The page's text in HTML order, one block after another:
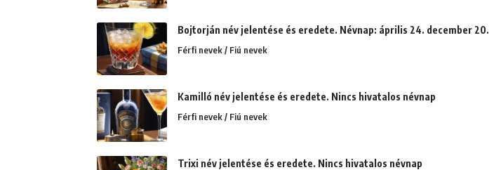
Bojtorján név jelentése és eredete. Névnap: április 24. december 20.
Férfi nevek / Fiú nevek
Kamilló név jelentése és eredete. Nincs hivatalos névnap
Férfi nevek / Fiú nevek
Trixi név jelentése és eredete. Nincs hivatalos névnap